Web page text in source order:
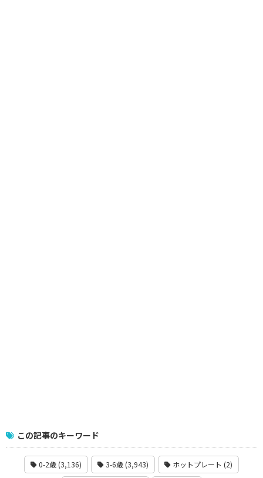
この記事のキーワード
0-2歳 (3,136) 3-6歳 (3,943) ホットプレート (2)